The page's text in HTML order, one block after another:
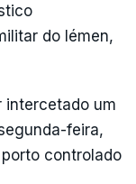
do Iémen,
intercetado um
feira,
controlado